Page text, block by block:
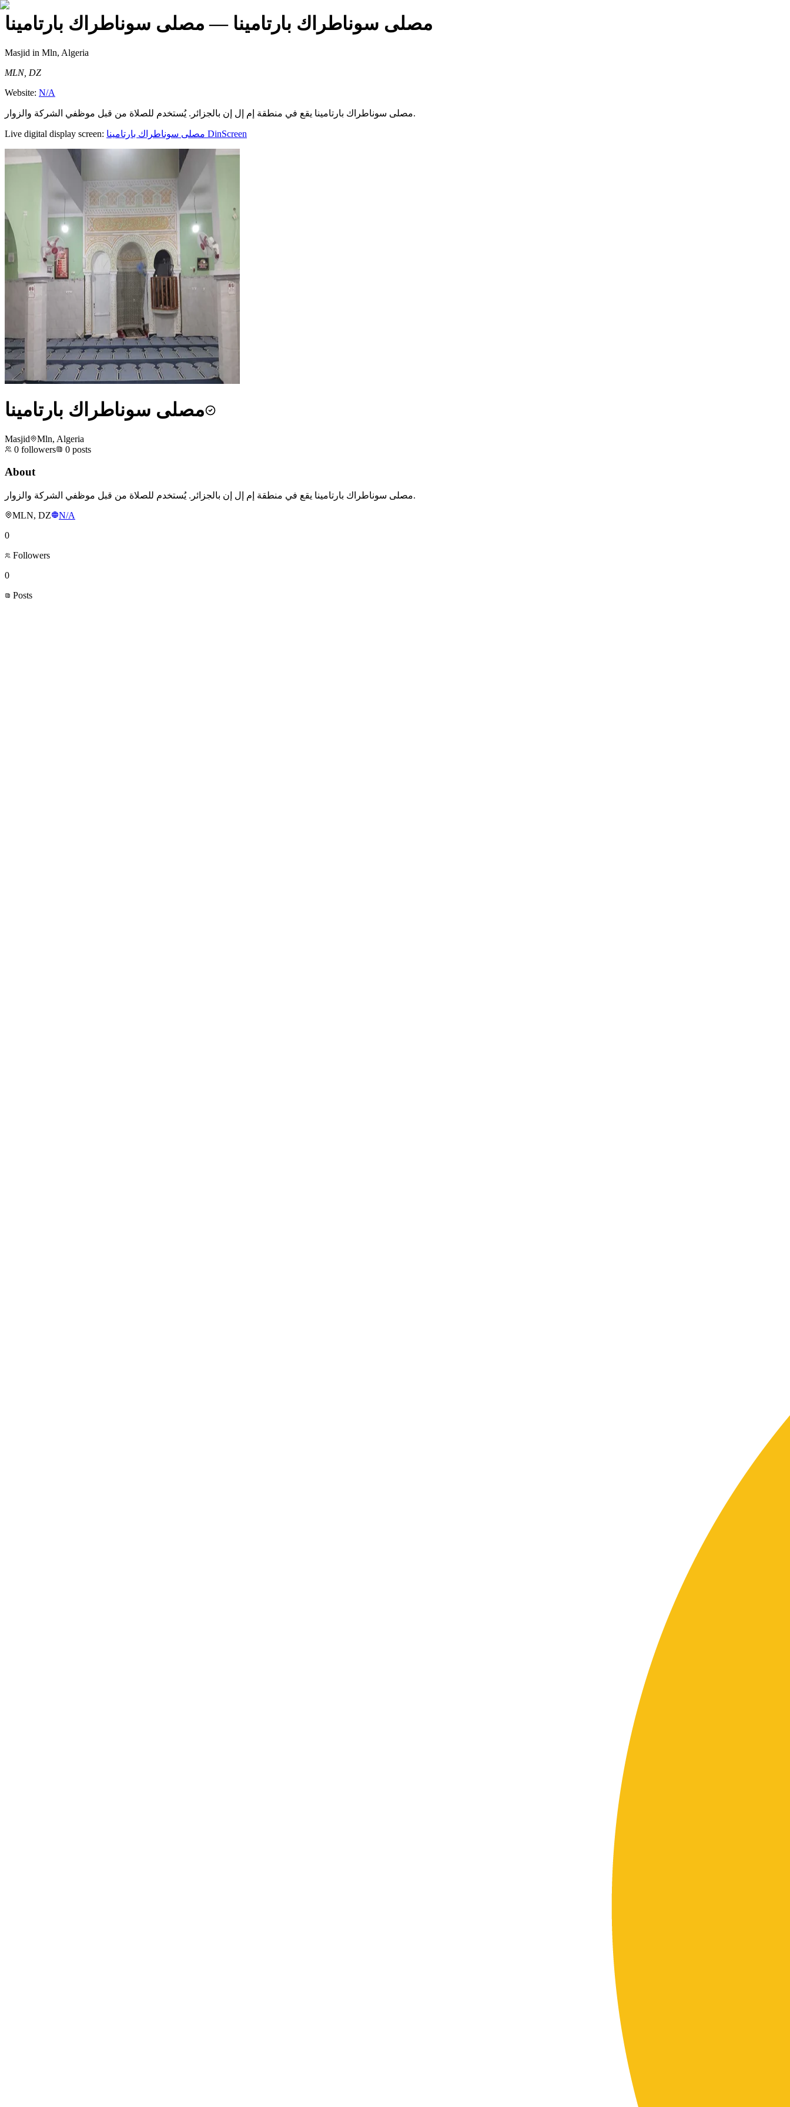
مصلى سوناطراك بارتامينا — مصلى سوناطراك بارتامينا
Masjid in Mln, Algeria
MLN, DZ
Website: N/A
مصلى سوناطراك بارتامينا يقع في منطقة إم إل إن بالجزائر. يُستخدم للصلاة من قبل موظفي الشركة والزوار.
Live digital display screen: مصلى سوناطراك بارتامينا DinScreen
مصلى سوناطراك بارتامينا
Masjid
Mln, Algeria
0 followers 0 posts
About
مصلى سوناطراك بارتامينا يقع في منطقة إم إل إن بالجزائر. يُستخدم للصلاة من قبل موظفي الشركة والزوار.
MLN, DZ
N/A
0
Followers
0
Posts